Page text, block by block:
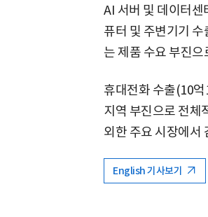
AI 서버 및 데이터
퓨터 및 주변기기
는 제품 수요 부진
휴대전화 수출(10
지역 부진으로 전체
외한 주요 시장에서
English 기사보기